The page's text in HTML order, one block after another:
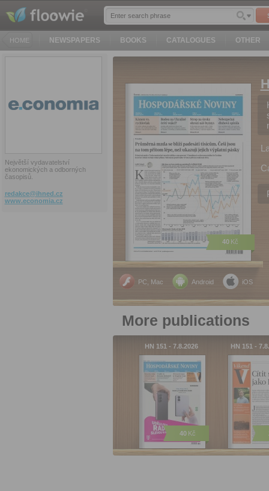
HOME NEWSPAPERS BOOKS CATALOGUES OTHER
Největší vydavatelství
ekonomických a odborných
časopisů.
redakce@ihned.cz
www.economia.cz
PC, Mac Android iOS
40 Kč
More publications
HN 151 - 7.8.2026
40 Kč
HN 151 -